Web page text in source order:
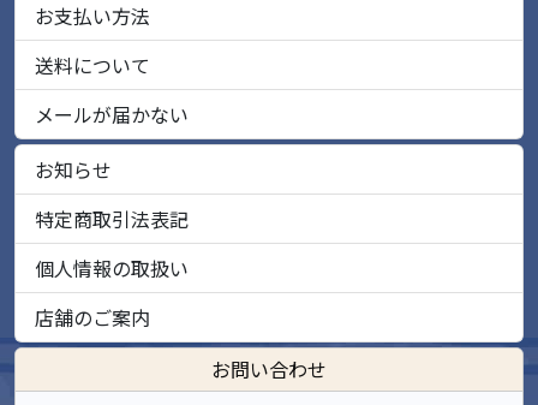
お支払い方法
送料について
メールが届かない
お知らせ
特定商取引法表記
個人情報の取扱い
店舗のご案内
お問い合わせ